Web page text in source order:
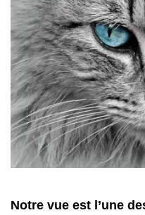
Notre vue est l’une